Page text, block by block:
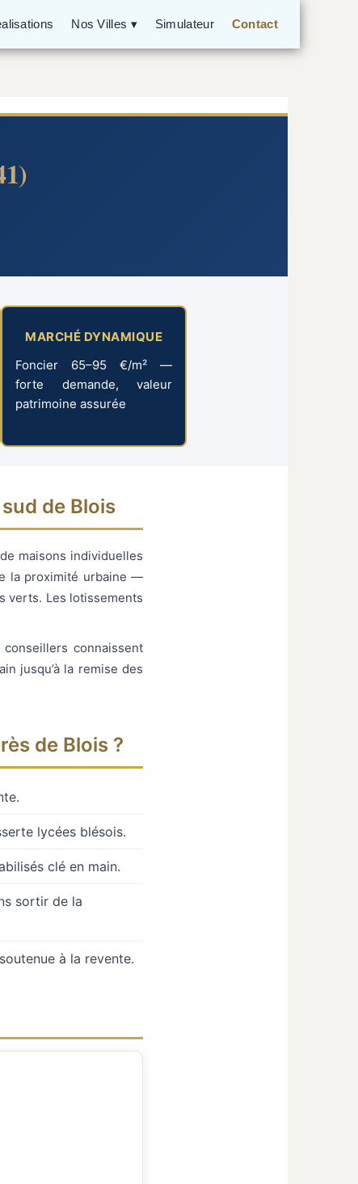
Nos Villes ▾ Simulateur Contact
MARCHÉ DYNAMIQUE
Foncier 65–95 €/m² —
forte demande, valeur
patrimoine assurée
de Blois
maisons individuelles
la proximité urbaine —
verts. Les lotissements
connaissent
jusqu’à la remise des
de Blois ?
lycées blésois.
clé en main.
sortir de la
à la revente.